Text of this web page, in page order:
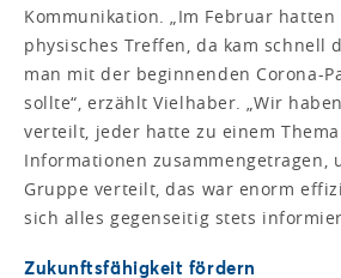
Kommunikation. „Im Februar
physisches Treffen, da kam schnell
man mit der beginnenden Corona-
sollte“, erzählt Vielhaber. „Wir
verteilt, jeder hatte zu einem
Informationen zusammengetragen,
Gruppe verteilt, das war enorm
sich alles gegenseitig stets
Zukunftsfähigkeit fördern